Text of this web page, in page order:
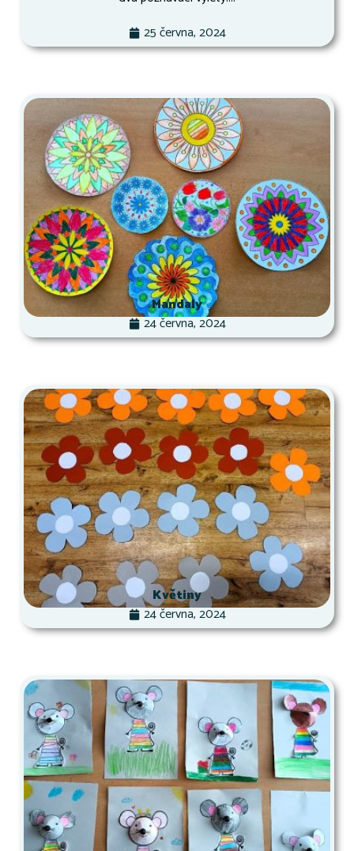
25 června, 2024
Mandaly
24 června, 2024
Květiny
24 června, 2024